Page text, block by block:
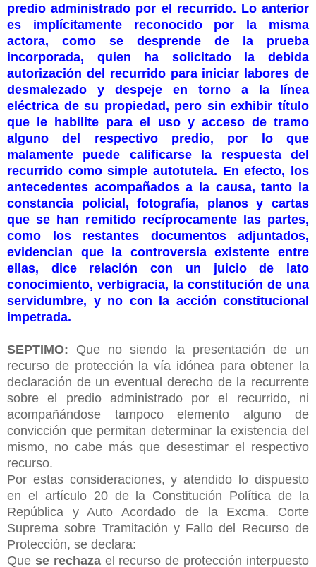
predio administrado por el recurrido. Lo anterior
es implícitamente reconocido por la misma
actora, como se desprende de la prueba
incorporada, quien ha solicitado la debida
autorización del recurrido para iniciar labores de
desmalezado y despeje en torno a la línea
eléctrica de su propiedad, pero sin exhibir título
que le habilite para el uso y acceso de tramo
alguno del respectivo predio, por lo que
malamente puede calificarse la respuesta del
recurrido como simple autotutela. En efecto, los
antecedentes acompañados a la causa, tanto la
constancia policial, fotografía, planos y cartas
que se han remitido recíprocamente las partes,
como los restantes documentos adjuntados,
evidencian que la controversia existente entre
ellas, dice relación con un juicio de lato
conocimiento, verbigracia, la constitución de una
servidumbre, y no con la acción constitucional
impetrada.
SEPTIMO: Que no siendo la presentación de un
recurso de protección la vía idónea para obtener la
declaración de un eventual derecho de la recurrente
sobre el predio administrado por el recurrido, ni
acompañándose tampoco elemento alguno de
convicción que permitan determinar la existencia del
mismo, no cabe más que desestimar el respectivo
recurso.
Por estas consideraciones, y atendido lo dispuesto
en el artículo 20 de la Constitución Política de la
República y Auto Acordado de la Excma. Corte
Suprema sobre Tramitación y Fallo del Recurso de
Protección, se declara:
Que se rechaza el recurso de protección interpuesto